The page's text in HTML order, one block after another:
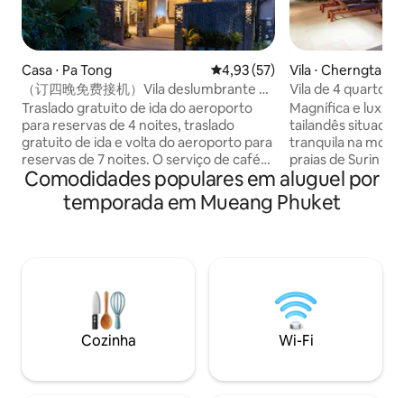
Casa ⋅ Pa Tong 4,93 de uma avaliação média
4,93 (57)
（订四晚免费接机）Vila deslumbrante de
4 quartos com piscina e vista para o mar
em Patong
Traslado gratuito de ida do aeroporto
para reservas de 4 noites, traslado
gratuito de ida e volta do aeroporto para
reservas de 7 noites. O serviço de café
da manhã está disponível na vila e pode
ser reservado com antecedência a um
custo separado. A vila está localizada no
minutos até a praia de Patong ou Bangla
Bar Street. A vila tem um total de três
andares, cerca de 750 metros
quadrados no total, todos os móveis
(todas as camas são king size), três
Vila ⋅ Cherngtalay
Vila de 4 quartos
topo da colina,
Magnífica e
tailandês situada
tranquila na
praias de Surin e
oeste de Phuket.
interior, 4 quartos
banheiros
deslumbrantes. A
apenas 10
manhã incluído e
para o aeroporto.
Comodidades populares em aluguel por
temporada em Mueang Phuket
Cozinha Wi-Fi